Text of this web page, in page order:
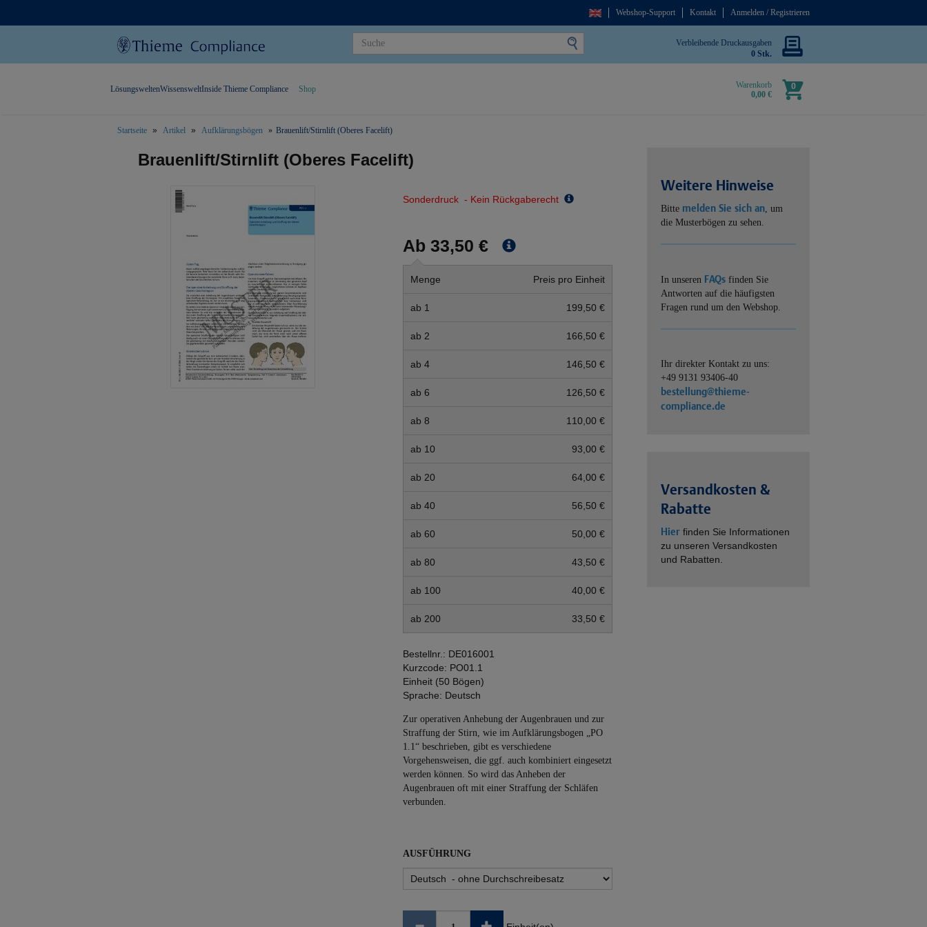
Webshop-Support Kontakt Anmelden / Registrieren
Verbleibende Druckausgaben
0 Stk.
Warenkorb
0,00 €
0
LösungsweltenWissensweltInside Thieme Compliance Shop
Startseite Artikel Aufklärungsbögen Brauenlift/Stirnlift (Oberes Facelift)
Brauenlift/Stirnlift (Oberes Facelift)
Sonderdruck - Kein Rückgaberecht
Ab 33,50 €
Menge Preis pro Einheit
ab 1 199,50 €
ab 2 166,50 €
ab 4 146,50 €
ab 6 126,50 €
ab 8 110,00 €
ab 10 93,00 €
ab 20 64,00 €
ab 40 56,50 €
ab 60 50,00 €
ab 80 43,50 €
ab 100 40,00 €
ab 200 33,50 €
Bestellnr.: DE016001
Kurzcode: PO01.1
Einheit (50 Bögen)
Sprache: Deutsch
Zur operativen Anhebung der Augenbrauen und zur
Straffung der Stirn, wie im Aufklärungsbogen „PO
1.1“ beschrieben, gibt es verschiedene
Vorgehensweisen, die ggf. auch kombiniert eingesetzt
werden können. So wird das Anheben der
Augenbrauen oft mit einer Straffung der Schläfen
verbunden.
AUSFÜHRUNG
Weitere Hinweise
Bitte melden Sie sich an, um
die Musterbögen zu sehen.
In unseren FAQs finden Sie
Antworten auf die häufigsten
Fragen rund um den Webshop.
Ihr direkter Kontakt zu uns:
+49 9131 93406-40
bestellung@thieme-
compliance.de
Versandkosten &
Rabatte
Hier finden Sie Informationen
zu unseren Versandkosten
und Rabatten.